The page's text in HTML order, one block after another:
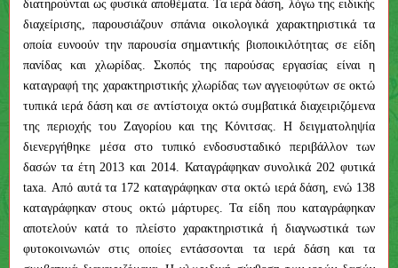
διατηρούνται ως φυσικά αποθέματα. Τα ιερά δάση, λόγω της ειδικής
διαχείρισης, παρουσιάζουν σπάνια οικολογικά χαρακτηριστικά τα
οποία ευνοούν την παρουσία σημαντικής βιοποικιλότητας σε είδη
πανίδας και χλωρίδας. Σκοπός της παρούσας εργασίας είναι η
καταγραφή της χαρακτηριστικής χλωρίδας των αγγειοφύτων σε οκτώ
τυπικά ιερά δάση και σε αντίστοιχα οκτώ συμβατικά διαχειριζόμενα
της περιοχής του Ζαγορίου και της Κόνιτσας. Η δειγματοληψία
διενεργήθηκε μέσα στο τυπικό ενδοσυσταδικό περιβάλλον των
δασών τα έτη 2013 και 2014. Καταγράφηκαν συνολικά 202 φυτικά
taxa. Από αυτά τα 172 καταγράφηκαν στα οκτώ ιερά δάση, ενώ 138
καταγράφηκαν στους οκτώ μάρτυρες. Τα είδη που καταγράφηκαν
αποτελούν κατά το πλείστο χαρακτηριστικά ή διαγνωστικά των
φυτοκοινωνιών στις οποίες εντάσσονται τα ιερά δάση και τα